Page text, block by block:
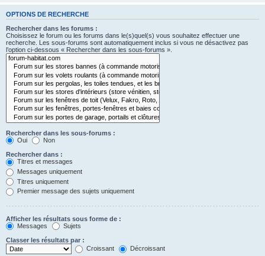
OPTIONS DE RECHERCHE
Rechercher dans les forums :
Choisissez le forum ou les forums dans le(s)quel(s) vous souhaitez effectuer une
recherche. Les sous-forums sont automatiquement inclus si vous ne désactivez pas
l’option ci-dessous « Rechercher dans les sous-forums ».
Rechercher dans les sous-forums :
Oui
Non
Rechercher dans :
Titres et messages
Messages uniquement
Titres uniquement
Premier message des sujets uniquement
Afficher les résultats sous forme de :
Messages
Sujets
Classer les résultats par :
Croissant
Décroissant